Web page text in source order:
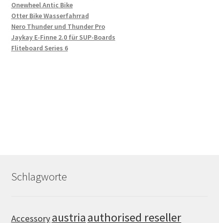
Onewheel Antic Bike
Otter Bike Wasserfahrrad
Nero Thunder und Thunder Pro
Jaykay E-Finne 2.0 für SUP-Boards
Fliteboard Series 6
Schlagworte
Accessoryaustria authorised reseller